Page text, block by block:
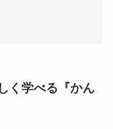
く学べる『かん